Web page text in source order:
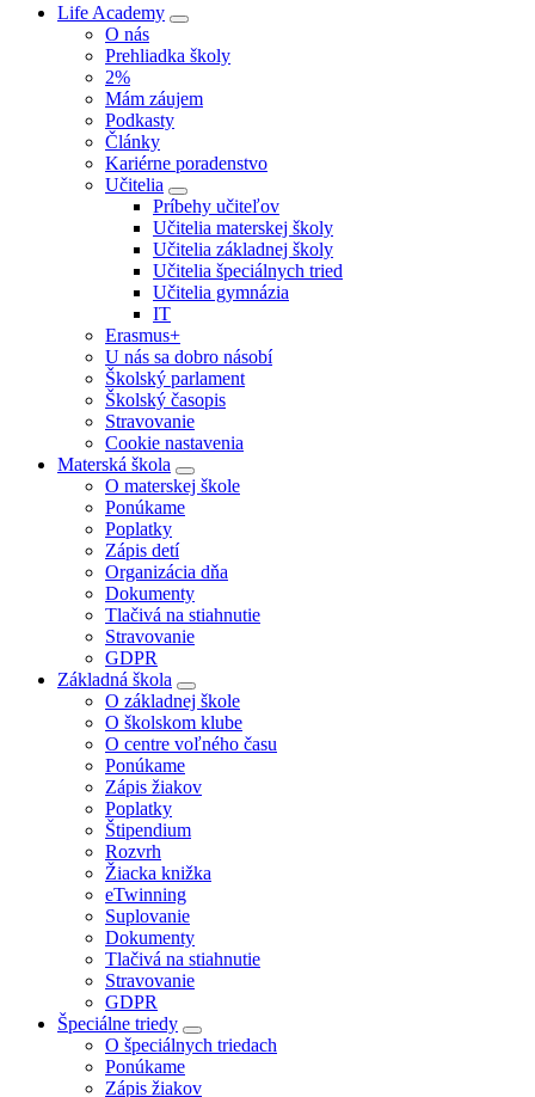
Life Academy
O nás
Prehliadka školy
2%
Mám záujem
Podkasty
Články
Kariérne poradenstvo
Učitelia
Príbehy učiteľov
Učitelia materskej školy
Učitelia základnej školy
Učitelia špeciálnych tried
Učitelia gymnázia
IT
Erasmus+
U nás sa dobro násobí
Školský parlament
Školský časopis
Stravovanie
Cookie nastavenia
Materská škola
O materskej škole
Ponúkame
Poplatky
Zápis detí
Organizácia dňa
Dokumenty
Tlačivá na stiahnutie
Stravovanie
GDPR
Základná škola
O základnej škole
O školskom klube
O centre voľného času
Ponúkame
Zápis žiakov
Poplatky
Štipendium
Rozvrh
Žiacka knižka
eTwinning
Suplovanie
Dokumenty
Tlačivá na stiahnutie
Stravovanie
GDPR
Špeciálne triedy
O špeciálnych triedach
Ponúkame
Zápis žiakov